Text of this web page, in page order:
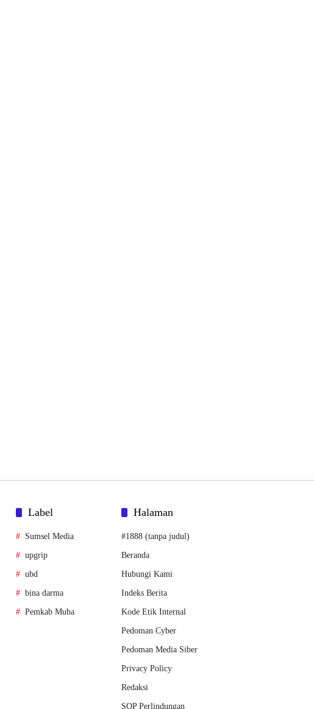
Label
Sumsel Media
upgrip
ubd
bina darma
Pemkab Muba
Halaman
#1888 (tanpa judul)
Beranda
Hubungi Kami
Indeks Berita
Kode Etik Internal
Pedoman Cyber
Pedoman Media Siber
Privacy Policy
Redaksi
SOP Perlindungan